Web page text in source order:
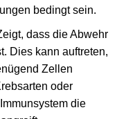
bedingt sein.
dass die Abwehr
Dies kann auftreten,
Zellen
oder
die